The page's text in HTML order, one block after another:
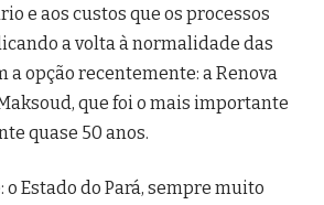
e aos custos que os processos
a volta à normalidade das
a opção recentemente: a Renova
que foi o mais importante
quase 50 anos.
o Estado do Pará, sempre muito